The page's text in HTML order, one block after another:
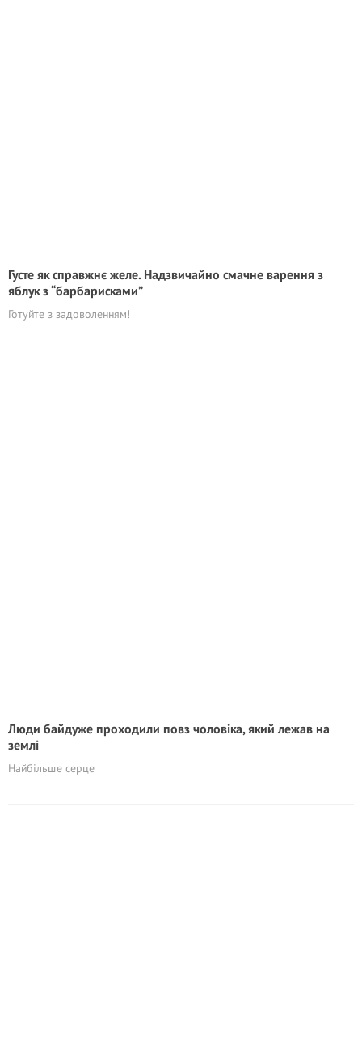
Густе як справжнє желе. Надзвичайно смачне варення з
яблук з “барбарисками”
Готуйте з задоволенням!
Люди байдуже проходили повз чоловіка, який лежав на
землі
Найбільше серце